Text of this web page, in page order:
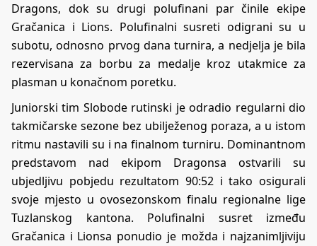
Dragons, dok su drugi polufinani par činile ekipe
Gračanica i Lions. Polufinalni susreti odigrani su u
subotu, odnosno prvog dana turnira, a nedjelja je bila
rezervisana za borbu za medalje kroz utakmice za
plasman u konačnom poretku.
Juniorski tim Slobode rutinski je odradio regularni dio
takmičarske sezone bez ubilježenog poraza, a u istom
ritmu nastavili su i na finalnom turniru. Dominantnom
predstavom nad ekipom Dragonsa ostvarili su
ubjedljivu pobjedu rezultatom 90:52 i tako osigurali
svoje mjesto u ovosezonskom finalu regionalne lige
Tuzlanskog kantona. Polufinalni susret između
Gračanica i Lionsa ponudio je možda i najzanimljiviju